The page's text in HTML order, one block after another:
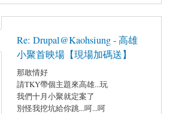
Re: Drupal@Kaohsiung - 高雄
小聚首映場【現場加碼送】
那敢情好
請TKY帶個主題來高雄...玩
我們十月小聚就定案了
別怪我挖坑給你跳...呵...呵